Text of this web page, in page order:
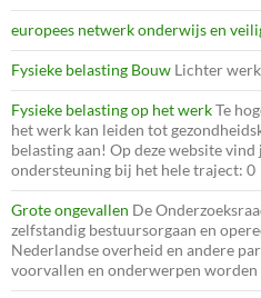
europees netwerk onderwijs en
Fysieke belasting Bouw Lichter
Fysieke belasting op het werkTe
het werk kan leiden tot
belasting aan! Op deze website
ondersteuning bij het hele traject: 0
Grote ongevallen De
zelfstandig bestuursorgaan en
Nederlandse overheid en andere
voorvallen en onderwerpen